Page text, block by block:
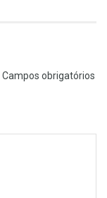
Campos obrigatórios